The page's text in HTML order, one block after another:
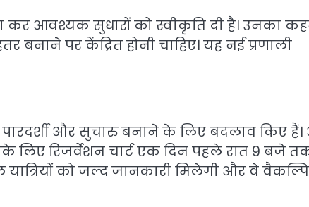
कर आवश्यक सुधारों को स्वीकृति दी है। उनका
पर केंद्रित होनी चाहिए। यह नई प्रणाली
और सुचारु बनाने के लिए बदलाव किए
लिए रिजर्वेशन चार्ट एक दिन पहले रात 9 बजे
यात्रियों को जल्द जानकारी मिलेगी और वे